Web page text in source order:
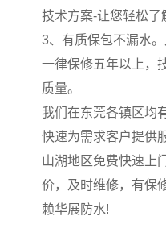
技术方案-让您轻松了
3、有质保包不漏水
一律保修五年以上，
质量。
我们在东莞各镇区均
快速为需求客户提供
山湖地区免费快速上
价，及时维修，有保
赖华展防水!